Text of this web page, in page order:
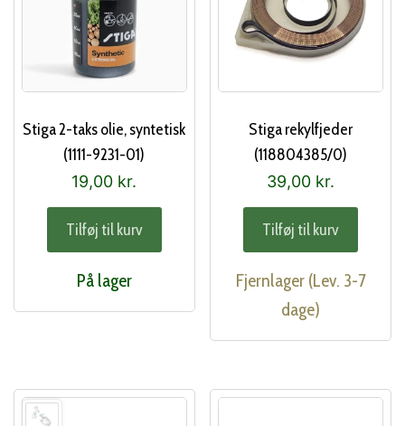
Stiga 2-taks olie, syntetisk
(1111-9231-01)
19,00 kr.
Tilføj til kurv
På lager
Stiga rekylfjeder
(118804385/0)
39,00 kr.
Tilføj til kurv
Fjernlager (Lev. 3-7
dage)